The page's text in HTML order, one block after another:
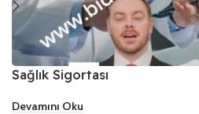
Sağlık Sigortası
Devamını Oku